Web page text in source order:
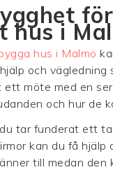
hus i
hus i Malmö
och vägledning
ett möte med en
och hur de
tar funderat ett
kan du få hjälp
till medan den